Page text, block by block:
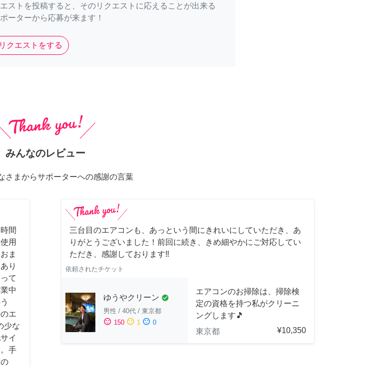
ストを投稿すると、そのリクエストに応えることが出来る
ーターから応募が来ます！
リクエストをする
みんなのレビュー
さまからサポーターへの感謝の言葉
間
用
ま
り
て
中
エ
少な
イ
手
三台目のエアコンも、あっという間にきれいにしていただき、あ
りがとうございました！前回に続き、きめ細やかにご対応してい
ただき、感謝しております‼️
依頼されたチケット
ゆうやクリーン check_circle
男性 / 40代 / 東京都
sentiment_satisfied 150 sentiment_neutral 1 sentiment_dissatisfied 0
エアコンのお掃除は、掃除検
定の資格を持つ私がクリーニ
ングします🎵
東京都
¥10,350